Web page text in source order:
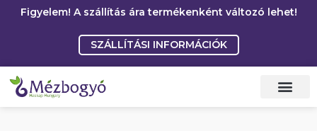
Figyelem! A szállítás ára termékenként változó lehet!
SZÁLLÍTÁSI INFORMÁCIÓK